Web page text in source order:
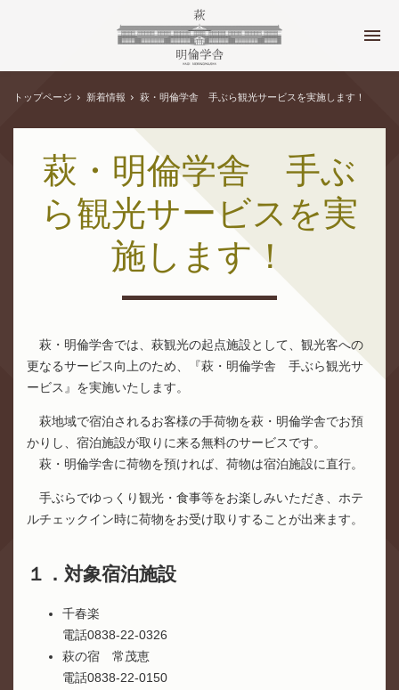
トップページ 新着情報 萩・明倫学舎 手ぶら観光サービスを実施します！
萩・明倫学舎 手ぶ
ら観光サービスを実
施します！
萩・明倫学舎では、萩観光の起点施設として、観光客への
更なるサービス向上のため、『萩・明倫学舎 手ぶら観光サ
ービス』を実施いたします。
萩地域で宿泊されるお客様の手荷物を萩・明倫学舎でお預
かりし、宿泊施設が取りに来る無料のサービスです。
萩・明倫学舎に荷物を預ければ、荷物は宿泊施設に直行。
手ぶらでゆっくり観光・食事等をお楽しみいただき、ホテ
ルチェックイン時に荷物をお受け取りすることが出来ます。
１．対象宿泊施設
千春楽
電話0838-22-0326
萩の宿 常茂恵
電話0838-22-0150